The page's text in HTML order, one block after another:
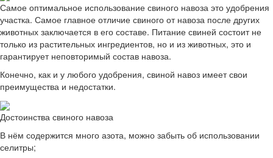
Самое оптимальное использование свиного навоза это удобрения
участка. Самое главное отличие свиного от навоза после других
животных заключается в его составе. Питание свиней состоит не
только из растительных ингредиентов, но и из животных, это и
гарантирует неповторимый состав навоза.
Конечно, как и у любого удобрения, свиной навоз имеет свои
преимущества и недостатки.
Достоинства свиного навоза
В нём содержится много азота, можно забыть об использовании
селитры;